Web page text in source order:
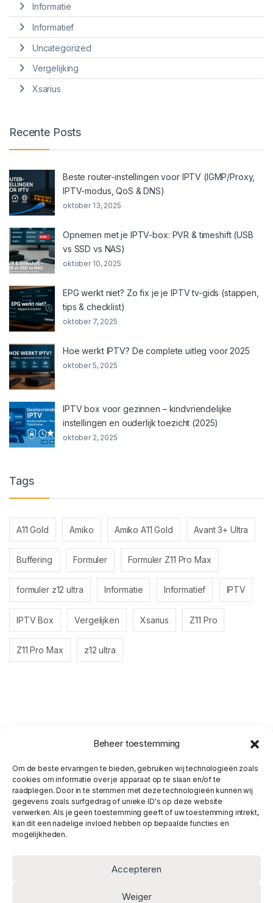
Beheer toestemming
Om de beste ervaringen te bieden, gebruiken wij technologieën zoals
cookies om informatie over je apparaat op te slaan en/of te
raadplegen. Door in te stemmen met deze technologieën kunnen wij
gegevens zoals surfgedrag of unieke ID's op deze website
verwerken. Als je geen toestemming geeft of uw toestemming intrekt,
kan dit een nadelige invloed hebben op bepaalde functies en
mogelijkheden.
Accepteren
Weiger
Informatie
Informatief
Uncategorized
Vergelijking
Xsarius
Recente Posts
Beste router-instellingen voor IPTV (IGMP/Proxy,
IPTV-modus, QoS & DNS)
oktober 13, 2025
Opnemen met je IPTV-box: PVR & timeshift (USB
vs SSD vs NAS)
oktober 10, 2025
EPG werkt niet? Zo fix je je IPTV tv-gids (stappen,
tips & checklist)
oktober 7, 2025
Hoe werkt IPTV? De complete uitleg voor 2025
oktober 5, 2025
IPTV box voor gezinnen – kindvriendelijke
instellingen en ouderlijk toezicht (2025)
oktober 2, 2025
Tags
A11 Gold Amiko Amiko A11 Gold Avant 3+ Ultra
Buffering Formuler Formuler Z11 Pro Max
formuler z12 ultra Informatie Informatief IPTV
IPTV Box Vergelijken Xsarius Z11 Pro
Z11 Pro Max z12 ultra